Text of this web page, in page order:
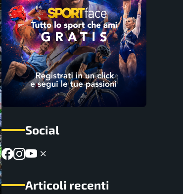
Social
Articoli recenti